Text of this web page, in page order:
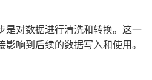
是对数据进行清洗和转换。这一
响到后续的数据写入和使用。